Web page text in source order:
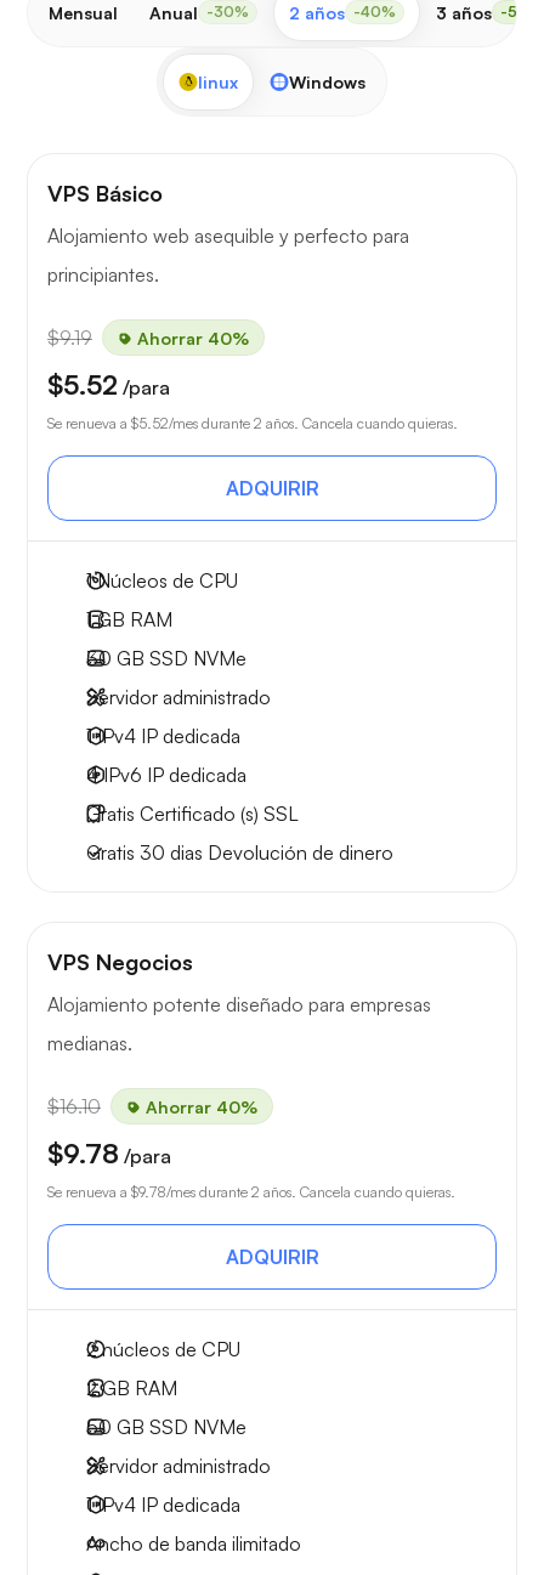
Mensual Anual -30% 2 años -40% 3 años -50%
linux Windows
VPS Básico
Alojamiento web asequible y perfecto para
principiantes.
$9.19 Ahorrar 40%
$5.52 /para
Se renueva a $5.52/mes durante 2 años. Cancela cuando quieras.
ADQUIRIR
1Núcleos de CPU
1 GB RAM
30 GB SSD NVMe
Servidor administrado
1 IPv4 IP dedicada
4 IPv6 IP dedicada
Gratis Certificado (s) SSL
Gratis 30 dias Devolución de dinero
VPS Negocios
Alojamiento potente diseñado para empresas
medianas.
$16.10 Ahorrar 40%
$9.78 /para
Se renueva a $9.78/mes durante 2 años. Cancela cuando quieras.
ADQUIRIR
2núcleos de CPU
2 GB RAM
50 GB SSD NVMe
Servidor administrado
1 IPv4 IP dedicada
Ancho de banda ilimitado